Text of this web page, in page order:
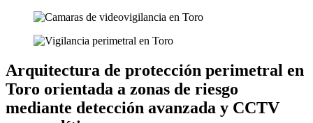
Arquitectura de protección perimetral en
Toro orientada a zonas de riesgo
mediante detección avanzada y CCTV